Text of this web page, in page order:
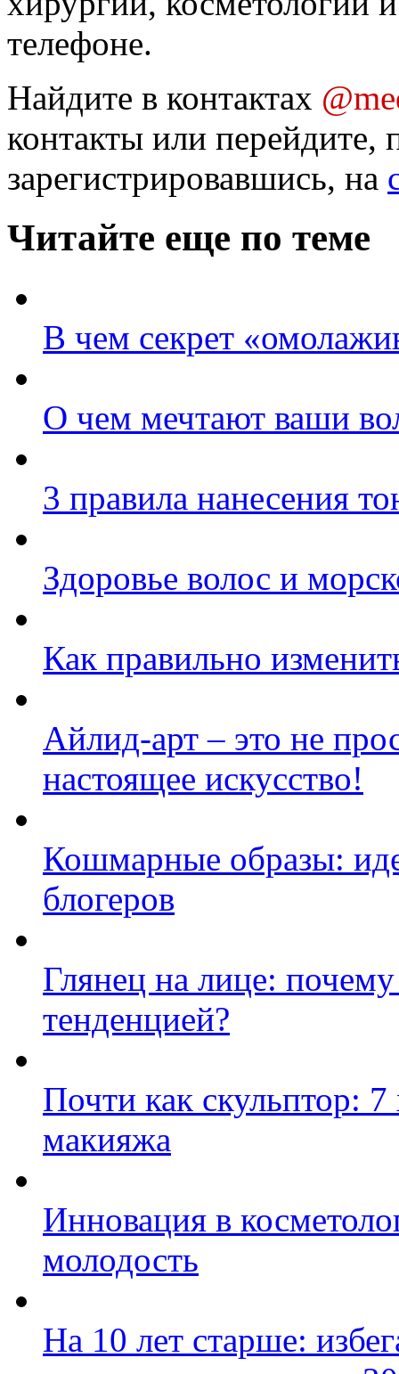
телефоне.
Найдите в контактах
контакты или перейдите,
зарегистрировавшись, на
Читайте еще по теме
В чем секрет
О чем мечтают ваши
3 правила нанесения
Здоровье волос и
Как правильно
Айлид-арт – это не
настоящее искусство!
Кошмарные образы:
блогеров
Глянец на лице:
тенденцией?
Почти как скульптор:
макияжа
Инновация в
молодость
На 10 лет старше: